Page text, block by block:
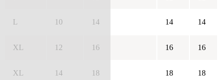
L 10 14 14 14
XL 12 16 16 16
XL 14 18 18 18